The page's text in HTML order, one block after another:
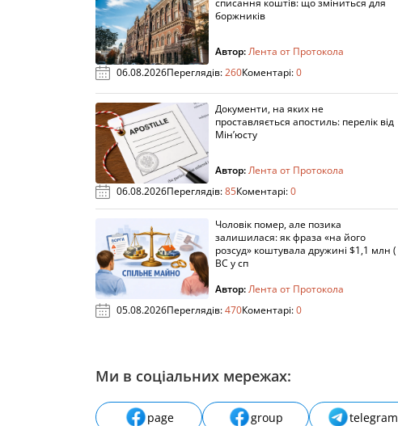
списання коштів: що зміниться для
боржників
Автор:Лента от Протокола
06.08.2026Переглядів:260Коментарі:0
Документи, на яких не
проставляється апостиль: перелік від
Мін’юсту
Автор:Лента от Протокола
06.08.2026Переглядів:85Коментарі:0
Чоловік помер, але позика
залишилася: як фраза «на його
розсуд» коштувала дружині $1,1 млн (
ВС у сп
Автор:Лента от Протокола
05.08.2026Переглядів:470Коментарі:0
Ми в соціальних мережах:
page group telegram